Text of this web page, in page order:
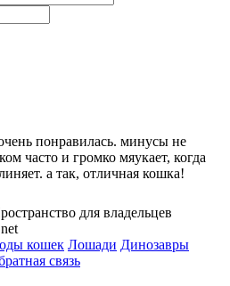
понравилась. минусы не
часто и громко мяукает, когда
а так, отличная кошка!
для владельцев
кошек Лошади Динозавры
связь